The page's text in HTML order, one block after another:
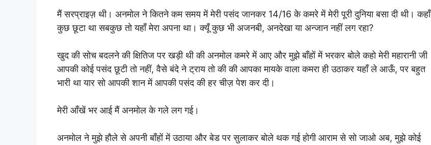
मैं सरप्राइज़ थी। अनमोल ने कितने कम समय में मेरी पसंद जानकर 14/16 के कमरे में मेरी पूरी दुनिया बसा दी थी। कहाँ
कुछ छूटा था सबकुछ तो यहाँ मेरा अपना था। क्यूँ कुछ भी अजनबी, अनदेखा या अन्जान नहीं लग रहा?
खुद की सोच बदलने की क्षितिज पर खड़ी थी की अनमोल कमरे में आए और मुझे बाँहों में भरकर बोले कहो मेरी महारानी जी
आपकी कोई पसंद छूटी तो नहीं, वैसे बंदे ने ट्राय तो की की आपका मायके वाला कमरा ही उठाकर यहाँ ले आऊँ, पर बहुत
भारी था यार सो आपकी शान में आपकी पसंद की हर चीज़ पेश कर दी।
मेरी आँखें भर आई मैं अनमोल के गले लग गई।
अनमोल ने मुझे हौले से अपनी बाँहों में उठाया और बेड पर सुलाकर बोले थक गई होगी आराम से सो जाओ अब, मुझे कोई